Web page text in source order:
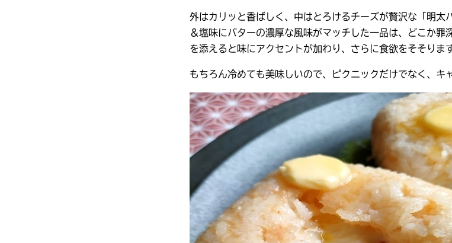
外はカリッと香ばしく、中はとろけるチーズが贅沢な「明
＆塩味にバターの濃厚な風味がマッチした一品は、どこか
を添えると味にアクセントが加わり、さらに食欲をそそります
もちろん冷めても美味しいので、ピクニックだけでなく、キ